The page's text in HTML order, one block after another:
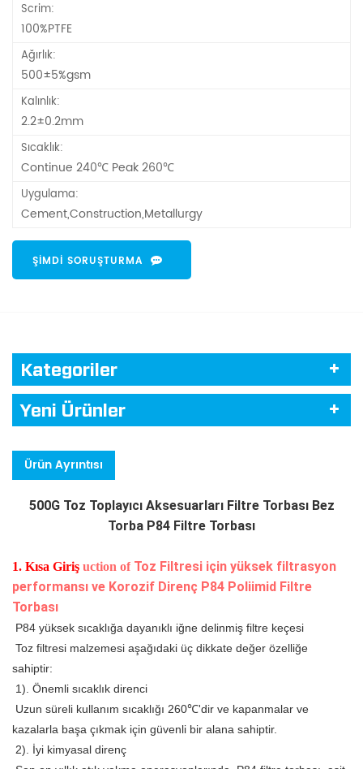
Scrim:
100%PTFE
Ağırlık:
500±5%gsm
Kalınlık:
2.2±0.2mm
Sıcaklık:
Continue 240℃ Peak 260℃
Uygulama:
Cement,Construction,Metallurgy
ŞIMDI SORUŞTURMA
Kategoriler
Yeni Ürünler
Ürün Ayrıntısı
500G Toz Toplayıcı Aksesuarları Filtre Torbası Bez
Torba P84 Filtre Torbası
1. Kısa Giriş uction of Toz Filtresi için yüksek filtrasyon
performansı ve Korozif Direnç P84 Poliimid Filtre
Torbası
P84 yüksek sıcaklığa dayanıklı iğne delinmiş filtre keçesi
sahiptir:
1). Önemli sıcaklık direnci
kazalarla başa çıkmak için güvenli bir alana sahiptir.
2). İyi kimyasal direnç